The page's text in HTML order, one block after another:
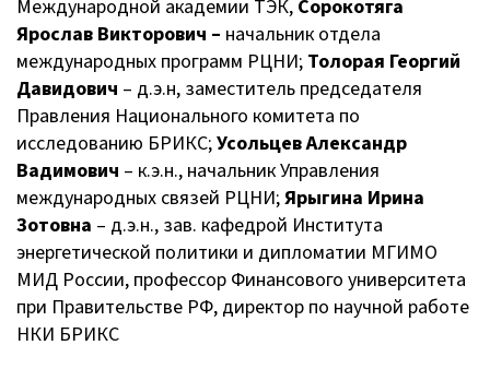
Международной академии ТЭК, Сорокотяга
Ярослав Викторович – начальник отдела
международных программ РЦНИ; Толорая Георгий
Давидович – д.э.н, заместитель председателя
Правления Национального комитета по
исследованию БРИКС;Усольцев Александр
Вадимович – к.э.н., начальник Управления
международных связей РЦНИ;Ярыгина Ирина
Зотовна – д.э.н., зав. кафедрой Института
энергетической политики и дипломатии МГИМО
МИД России, профессор Финансового университета
при Правительстве РФ, директор по научной работе
НКИ БРИКС